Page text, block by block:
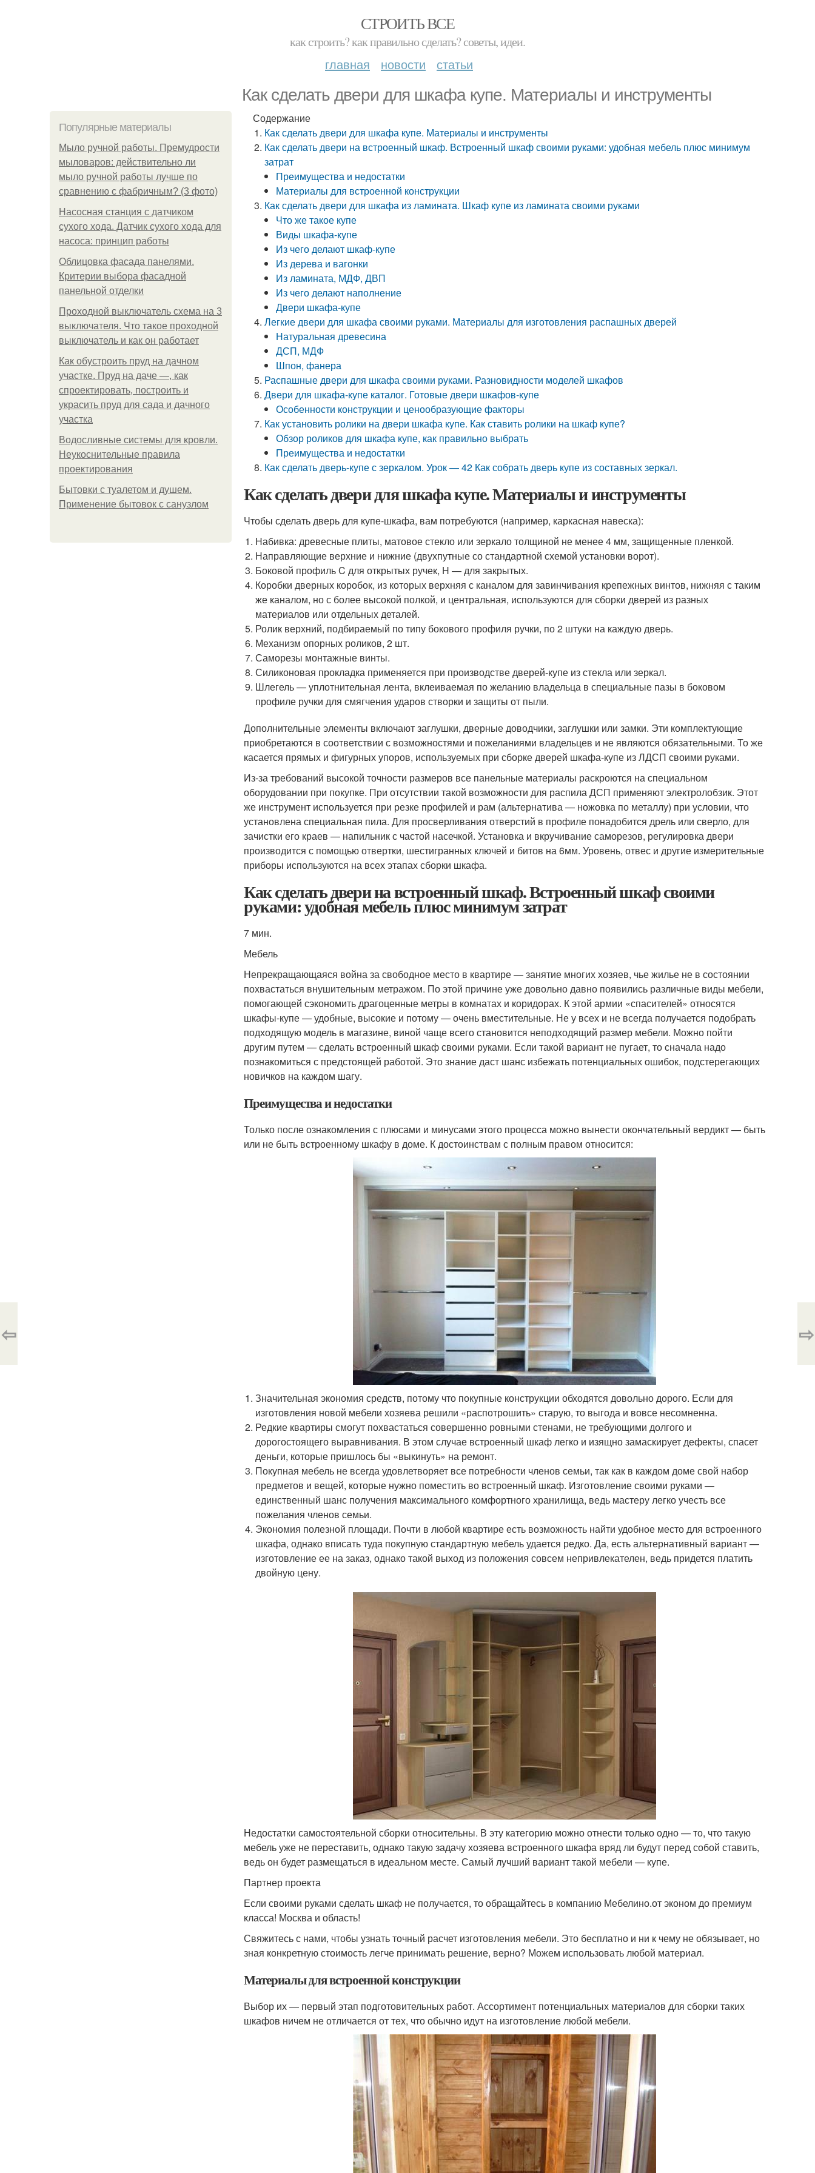
СТРОИТЬ ВСЕ
как строить? как правильно сделать? советы, идеи.
главная новости статьи
Как сделать двери для шкафа купе. Материалы и инструменты
Популярные материалы
Мыло ручной работы. Премудрости
мыловаров: действительно ли
мыло ручной работы лучше по
сравнению с фабричным? (3 фото)
Насосная станция с датчиком
сухого хода. Датчик сухого хода для
насоса: принцип работы
Облицовка фасада панелями.
Критерии выбора фасадной
панельной отделки
Проходной выключатель схема на 3
выключателя. Что такое проходной
выключатель и как он работает
Как обустроить пруд на дачном
участке. Пруд на даче —, как
спроектировать, построить и
украсить пруд для сада и дачного
участка
Водосливные системы для кровли.
Неукоснительные правила
проектирования
Бытовки с туалетом и душем.
Применение бытовок с санузлом
Содержание
Как сделать двери для шкафа купе. Материалы и инструменты
Как сделать двери на встроенный шкаф. Встроенный шкаф своими руками: удобная мебель плюс минимум
затрат
Преимущества и недостатки
Материалы для встроенной конструкции
Как сделать двери для шкафа из ламината. Шкаф купе из ламината своими руками
Что же такое купе
Виды шкафа-купе
Из чего делают шкаф-купе
Из дерева и вагонки
Из ламината, МДФ, ДВП
Из чего делают наполнение
Двери шкафа-купе
Легкие двери для шкафа своими руками. Материалы для изготовления распашных дверей
Натуральная древесина
ДСП, МДФ
Шпон, фанера
Распашные двери для шкафа своими руками. Разновидности моделей шкафов
Двери для шкафа-купе каталог. Готовые двери шкафов-купе
Особенности конструкции и ценообразующие факторы
Как установить ролики на двери шкафа купе. Как ставить ролики на шкаф купе?
Обзор роликов для шкафа купе, как правильно выбрать
Преимущества и недостатки
Как сделать дверь-купе с зеркалом. Урок — 42 Как собрать дверь купе из составных зеркал.
Как сделать двери для шкафа купе. Материалы и инструменты
Чтобы сделать дверь для купе-шкафа, вам потребуются (например, каркасная навеска):
Набивка: древесные плиты, матовое стекло или зеркало толщиной не менее 4 мм, защищенные пленкой.
Направляющие верхние и нижние (двухпутные со стандартной схемой установки ворот).
Боковой профиль C для открытых ручек, H — для закрытых.
Коробки дверных коробок, из которых верхняя с каналом для завинчивания крепежных винтов, нижняя с таким
же каналом, но с более высокой полкой, и центральная, используются для сборки дверей из разных
материалов или отдельных деталей.
Ролик верхний, подбираемый по типу бокового профиля ручки, по 2 штуки на каждую дверь.
Механизм опорных роликов, 2 шт.
Саморезы монтажные винты.
Силиконовая прокладка применяется при производстве дверей-купе из стекла или зеркал.
Шлегель — уплотнительная лента, вклеиваемая по желанию владельца в специальные пазы в боковом
профиле ручки для смягчения ударов створки и защиты от пыли.
Дополнительные элементы включают заглушки, дверные доводчики, заглушки или замки. Эти комплектующие
приобретаются в соответствии с возможностями и пожеланиями владельцев и не являются обязательными. То же
касается прямых и фигурных упоров, используемых при сборке дверей шкафа-купе из ЛДСП своими руками.
Из-за требований высокой точности размеров все панельные материалы раскроются на специальном
оборудовании при покупке. При отсутствии такой возможности для распила ДСП применяют электролобзик. Этот
же инструмент используется при резке профилей и рам (альтернатива — ножовка по металлу) при условии, что
установлена ​​специальная пила. Для просверливания отверстий в профиле понадобится дрель или сверло, для
зачистки его краев — напильник с частой насечкой. Установка и вкручивание саморезов, регулировка двери
производится с помощью отвертки, шестигранных ключей и битов на 6мм. Уровень, отвес и другие измерительные
приборы используются на всех этапах сборки шкафа.
Как сделать двери на встроенный шкаф. Встроенный шкаф своими
руками: удобная мебель плюс минимум затрат
7 мин.
Мебель
Непрекращающаяся война за свободное место в квартире — занятие многих хозяев, чье жилье не в состоянии
похвастаться внушительным метражом. По этой причине уже довольно давно появились различные виды мебели,
помогающей сэкономить драгоценные метры в комнатах и коридорах. К этой армии «спасителей» относятся
шкафы-купе — удобные, высокие и потому — очень вместительные. Не у всех и не всегда получается подобрать
подходящую модель в магазине, виной чаще всего становится неподходящий размер мебели. Можно пойти
другим путем — сделать встроенный шкаф своими руками. Если такой вариант не пугает, то сначала надо
познакомиться с предстоящей работой. Это знание даст шанс избежать потенциальных ошибок, подстерегающих
новичков на каждом шагу.
Преимущества и недостатки
Только после ознакомления с плюсами и минусами этого процесса можно вынести окончательный вердикт — быть
или не быть встроенному шкафу в доме. К достоинствам с полным правом относится:
Значительная экономия средств, потому что покупные конструкции обходятся довольно дорого. Если для
изготовления новой мебели хозяева решили «распотрошить» старую, то выгода и вовсе несомненна.
Редкие квартиры смогут похвастаться совершенно ровными стенами, не требующими долгого и
дорогостоящего выравнивания. В этом случае встроенный шкаф легко и изящно замаскирует дефекты, спасет
деньги, которые пришлось бы «выкинуть» на ремонт.
Покупная мебель не всегда удовлетворяет все потребности членов семьи, так как в каждом доме свой набор
предметов и вещей, которые нужно поместить во встроенный шкаф. Изготовление своими руками —
единственный шанс получения максимального комфортного хранилища, ведь мастеру легко учесть все
пожелания членов семьи.
Экономия полезной площади. Почти в любой квартире есть возможность найти удобное место для встроенного
шкафа, однако вписать туда покупную стандартную мебель удается редко. Да, есть альтернативный вариант —
изготовление ее на заказ, однако такой выход из положения совсем непривлекателен, ведь придется платить
двойную цену.
Недостатки самостоятельной сборки относительны. В эту категорию можно отнести только одно — то, что такую
мебель уже не переставить, однако такую задачу хозяева встроенного шкафа вряд ли будут перед собой ставить,
ведь он будет размещаться в идеальном месте. Самый лучший вариант такой мебели — купе.
Партнер проекта
Если своими руками сделать шкаф не получается, то обращайтесь в компанию Мебелино.от эконом до премиум
класса! Москва и область!
Свяжитесь с нами, чтобы узнать точный расчет изготовления мебели. Это бесплатно и ни к чему не обязывает, но
зная конкретную стоимость легче принимать решение, верно? Можем использовать любой материал.
Материалы для встроенной конструкции
Выбор их — первый этап подготовительных работ. Ассортимент потенциальных материалов для сборки таких
шкафов ничем не отличается от тех, что обычно идут на изготовление любой мебели.
⇦ ⇨